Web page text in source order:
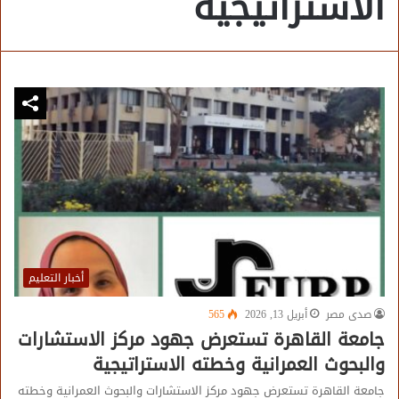
أخبار التعليم
صدى مصر
أبريل 13, 2026 565
جامعة القاهرة تستعرض جهود مركز الاستشارات
والبحوث العمرانية وخطته الاستراتيجية
جامعة القاهرة تستعرض جهود مركز الاستشارات والبحوث العمرانية وخطته